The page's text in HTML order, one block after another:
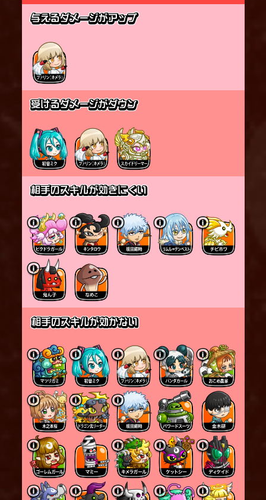
降臨の儀のモーション中は攻撃ダメージを受けな
い。
また、大砲からのダメージを大幅に減少する。
弩砲は前方の遠い敵を狙って矢を撃ちダメージを与
える。
遠い敵を攻撃するほど、弓を引き絞る時間が長くな
る。
ない。
弩砲は一定時間で消え、その後ワイラが空中へ飛び
上がる。
降臨の儀のモーション中に攻撃を受けると、残り時
間が減少する。
※飛び上がっている間はダメージを受けない。
※飛び上がり時に一定距離前進する。
攻撃時にスキルを発動する。
スキルが発動すると、手に持った弓から強力な光の
矢を撃つ。
命中した敵とその周囲にダメージを与える。
範囲内であれば、地上空中問わずダメージを与え
る。
スキル発動中は受けるダメージが減少する。
遠い敵を狙うほど弓を引き絞る時間が長くなる。
※弓を引き絞る時間が変わってもダメージは変化し
ない。
通常攻撃：
通常攻撃の攻撃範囲と城を攻撃する攻撃範囲が異な
る。
城を攻撃する際は射程が短くなる。